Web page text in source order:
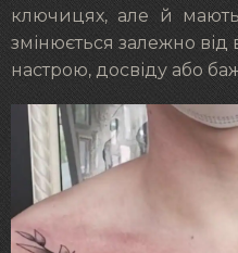
ключицях, але й
змінюється залежно від
настрою, досвіду або